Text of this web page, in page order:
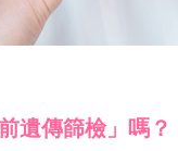
遺傳篩檢」嗎？